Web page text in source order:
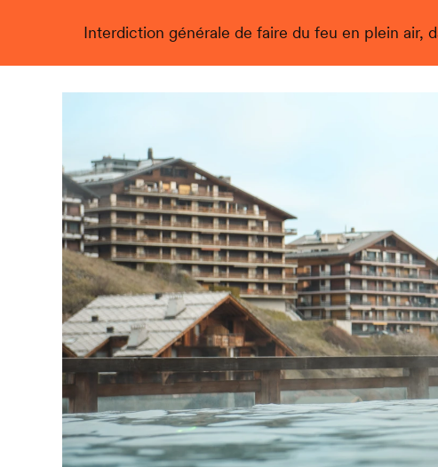
Interdiction générale de faire du feu en plein air,
Live